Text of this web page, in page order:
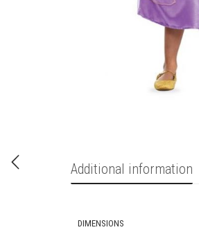
Additional information
DIMENSIONS